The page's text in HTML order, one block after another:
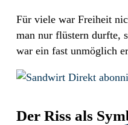
Für viele war Freiheit
man nur flüstern durfte,
war ein fast unmöglich
Der Riss als